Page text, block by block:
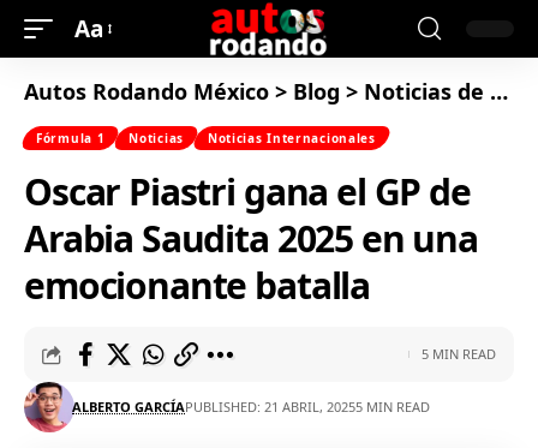
Aa
Autos Rodando México > Blog > Noticias de Autos
Fórmula 1 Noticias Noticias Internacionales
Oscar Piastri gana el GP de
Arabia Saudita 2025 en una
emocionante batalla
ALBERTO GARCÍAPUBLISHED: 21 ABRIL, 20255 MIN READ
5 MIN READ